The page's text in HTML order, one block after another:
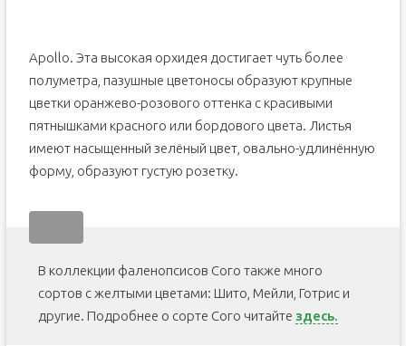
Apollo. Эта высокая орхидея достигает чуть более
полуметра, пазушные цветоносы образуют крупные
цветки оранжево-розового оттенка с красивыми
пятнышками красного или бордового цвета. Листья
имеют насыщенный зелёный цвет, овально-удлинённую
форму, образуют густую розетку.
В коллекции фаленопсисов Сого также много
сортов с желтыми цветами: Шито, Мейли, Готрис и
другие. Подробнее о сорте Сого читайте здесь.